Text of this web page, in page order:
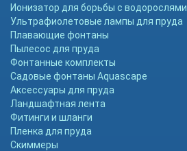
Ионизатор для борьбы с водорослями
Ультрафиолетовые лампы для пруда
Плавающие фонтаны
Пылесос для пруда
Фонтанные комплекты
Садовые фонтаны Aquascape
Аксессуары для пруда
Ландшафтная лента
Фитинги и шланги
Пленка для пруда
Скиммеры